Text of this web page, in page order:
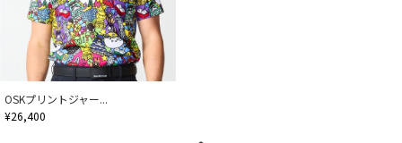
OSKプリントジャー...
¥26,400